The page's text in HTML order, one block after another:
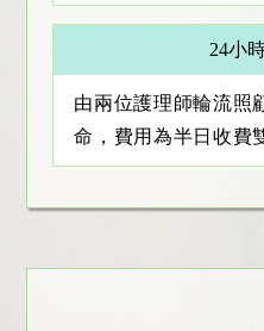
24小
由兩位護理師輪流照
命，費用為半日收費